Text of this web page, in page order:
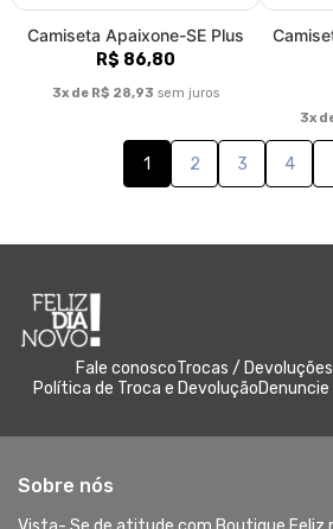
Camiseta Apaixone-SE Plus
R$ 86,80
3x de R$ 28,93 sem juros
3x
1 2 3 4
Fale conoscoTrocas / Devoluções
Política de Troca e DevoluçãoDenuncie
Sobre nós